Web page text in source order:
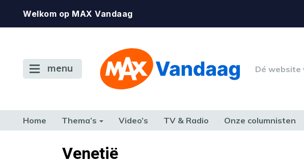
Welkom op MAX Vandaag
menu Dé website
Home Thema’s Video’s TV & Radio Onze columnisten
TERUG NAAR TOENVenetië